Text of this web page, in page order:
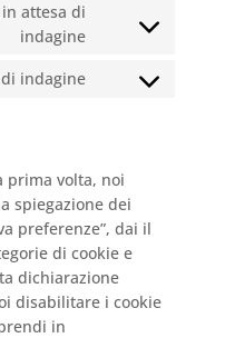
service
in attesa di
indagine
Consent
service
indagine
Consent
prima volta, noi
spiegazione dei
preferenze”, dai il
di cookie e
dichiarazione
disabilitare i cookie
in